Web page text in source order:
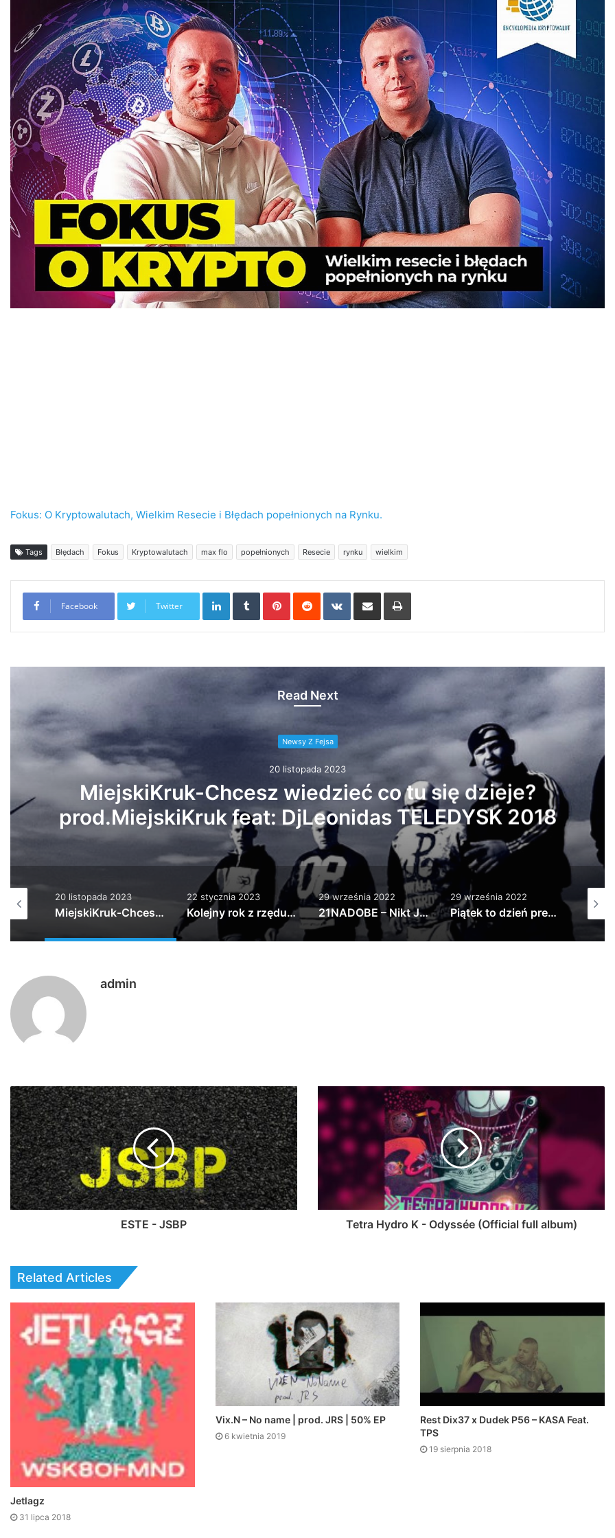
Fokus: O Kryptowalutach, Wielkim Resecie i Błędach popełnionych na Rynku.
Tags Błędach Fokus Kryptowalutach max flo popełnionych Resecie rynku wielkim
Facebook Twitter
LinkedInTumblrPinterestReddit VKontakte
Share via Email Print
Read Next
Kolejny rok z rzędu zapraszamy Was serde…
22 stycznia 2023
Kolejny rok z rzędu zapraszamy Was serde…
29 września 2022
21NADOBE – Nikt Jak Człowiek
29 września 2022
Piątek to dzień premier, ale my swoją ma…
29 września 2022
ZETENWUPE gość Kuba Knap – Wisełka prod. Wrotas
admin
ESTE - JSBP Tetra Hydro K - Odyssée (Official full album)
Related Articles
Jetlagz
31 lipca 2018
Vix.N – No name | prod. JRS | 50% EP
6 kwietnia 2019
Rest Dix37 x Dudek P56 – KASA Feat.
TPS
19 sierpnia 2018